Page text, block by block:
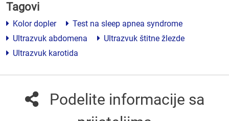
Tagovi
Kolor dopler
Test na sleep apnea syndrome
Ultrazvuk abdomena
Ultrazvuk štitne žlezde
Ultrazvuk karotida
Podelite informacije sa